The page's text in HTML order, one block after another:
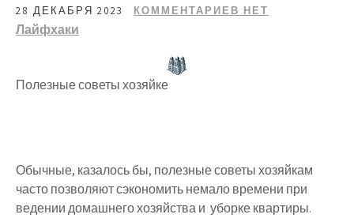
28 ДЕКАБРЯ 2023 КОММЕНТАРИЕВ НЕТ
Лайфхаки
Полезные советы хозяйке
Обычные, казалось бы, полезные советы хозяйкам
часто позволяют сэкономить немало времени при
ведении домашнего хозяйства и уборке квартиры.